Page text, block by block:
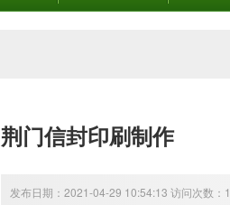
荆门信封印刷制作
发布日期：2021-04-29 10:54:13 访问次数：